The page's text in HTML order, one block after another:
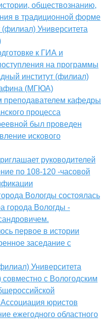
обществознанию,
в традиционной форме
Университета
к ГИА и
на программы
институт (филиал)
(МГЮА)
преподавателем кафедры
процесса
был проведен
искового
руководителей
по 108-120 -часовой
Вологды состоялась
города Вологды -
первое в истории
заседание с
Университета
с Вологодским
юристов
ежегодного областного